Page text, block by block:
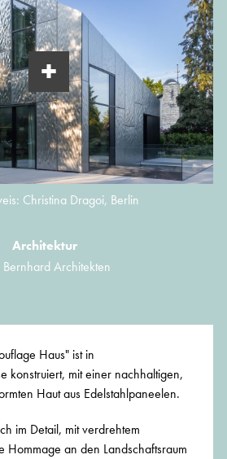
Christina Dragoi, Berlin
Architektur
Bernhard Architekten
Haus" ist in
konstruiert, mit einer nachhaltigen,
Haut aus Edelstahlpaneelen.
im Detail, mit verdrehtem
Hommage an den Landschaftsraum